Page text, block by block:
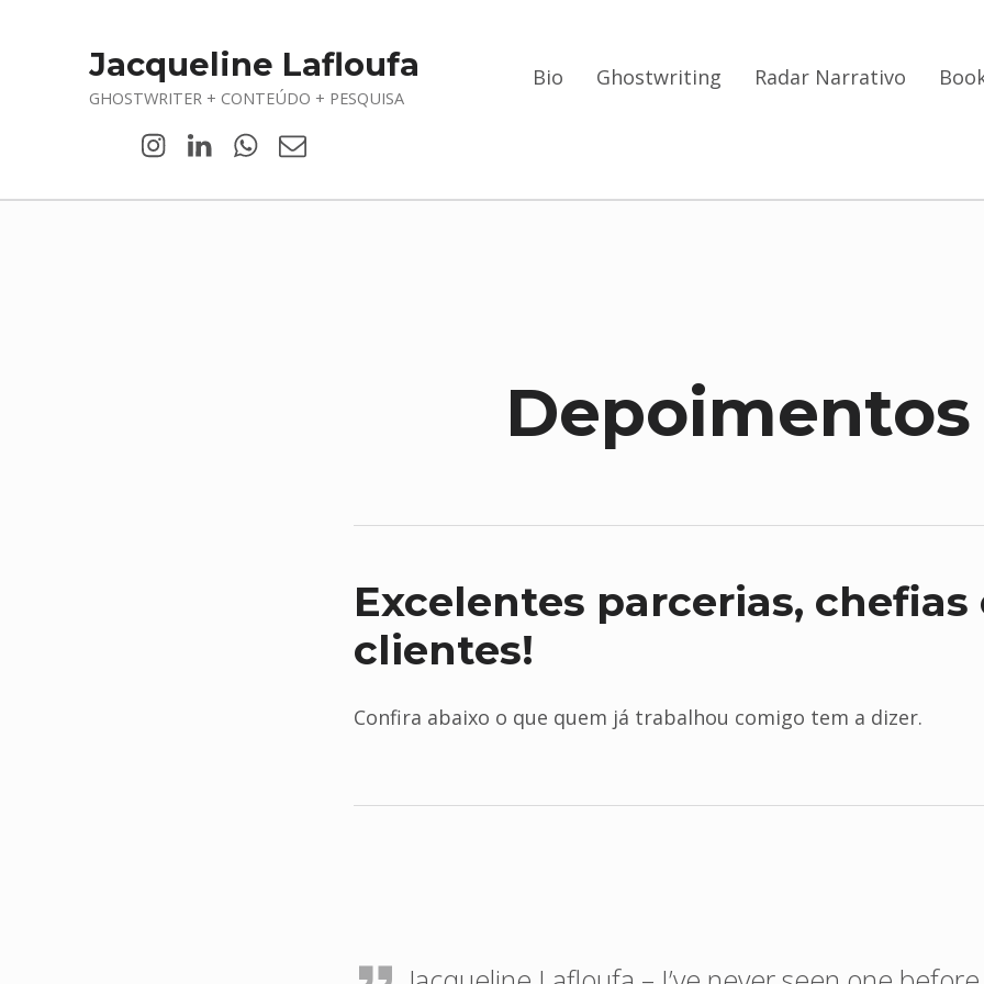
Jacqueline Lafloufa
GHOSTWRITER + CONTEÚDO + PESQUISA
Bio Ghostwriting Radar Narrativo
Depoimentos
Excelentes parcerias, chefias
clientes!
Confira abaixo o que quem já trabalhou comigo tem a dizer.